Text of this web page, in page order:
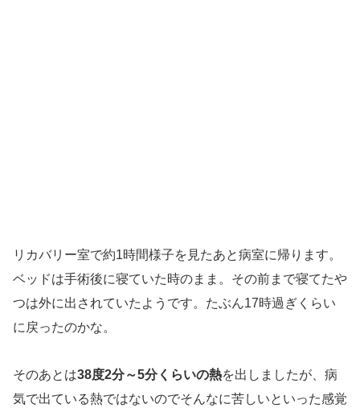
リカバリー室で約1時間様子を見たあと病室に帰ります。
ベッドは手術後に寝ていた時のまま。その前まで寝てたや
つは外に出されていたようです。たぶん17時過ぎくらい
に戻ったのかな。
そのあとは38度2分～5分くらいの熱を出しましたが、病
気で出ている熱ではないのでそんなに苦しいといった感覚